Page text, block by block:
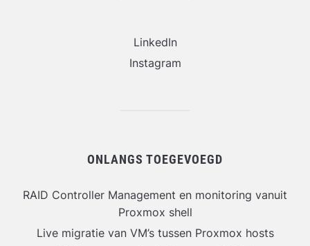
LinkedIn
Instagram
ONLANGS TOEGEVOEGD
RAID Controller Management en monitoring vanuit
Proxmox shell
Live migratie van VM’s tussen Proxmox hosts